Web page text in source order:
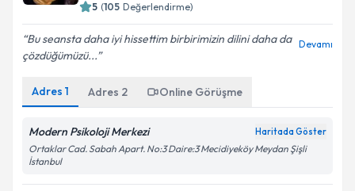
5 (105 Değerlendirme)
Bu seansta daha iyi hissettim birbirimizin dilini daha da
çözdüğümüzü...
Devamı
Adres 1 Adres 2 Online Görüşme
Modern Psikoloji Merkezi Haritada Göster
Ortaklar Cad. Sabah Apart. No:3 Daire:3 Mecidiyeköy Meydan Şişli
İstanbul